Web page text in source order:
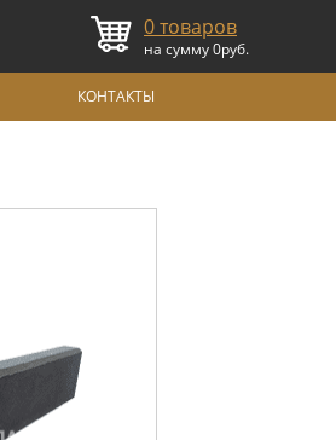
0товаров
на сумму0руб.
КОНТАКТЫ